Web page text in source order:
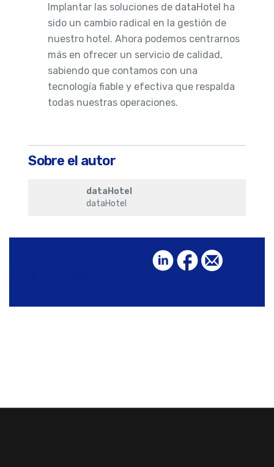
Implantar las soluciones de dataHotel ha
sido un cambio radical en la gestión de
nuestro hotel. Ahora podemos centrarnos
más en ofrecer un servicio de calidad,
sabiendo que contamos con una
tecnología fiable y efectiva que respalda
todas nuestras operaciones.
Sobre el autor
dataHotel
dataHotel